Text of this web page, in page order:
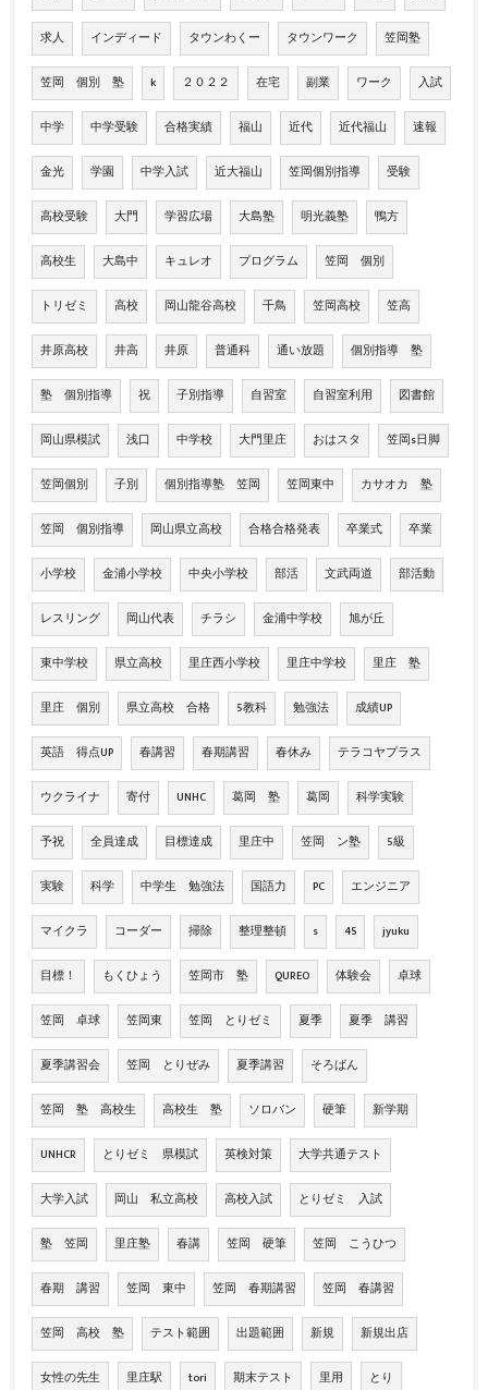
求人 インディード タウンわくー タウンワーク 笠岡塾
笠岡 個別 塾 k ２０２２ 在宅 副業 ワーク 入試
中学 中学受験 合格実績 福山 近代 近代福山 速報
金光 学園 中学入試 近大福山 笠岡個別指導 受験
高校受験 大門 学習広場 大島塾 明光義塾 鴨方
高校生 大島中 キュレオ プログラム 笠岡 個別
トリゼミ 高校 岡山龍谷高校 千鳥 笠岡高校 笠高
井原高校 井高 井原 普通科 通い放題 個別指導 塾
塾 個別指導 祝 子別指導 自習室 自習室利用 図書館
岡山県模試 浅口 中学校 大門里庄 おはスタ 笠岡s日脚
笠岡個別 子別 個別指導塾 笠岡 笠岡東中 カサオカ 塾
笠岡 個別指導 岡山県立高校 合格合格発表 卒業式 卒業
小学校 金浦小学校 中央小学校 部活 文武両道 部活動
レスリング 岡山代表 チラシ 金浦中学校 旭が丘
東中学校 県立高校 里庄西小学校 里庄中学校 里庄 塾
里庄 個別 県立高校 合格 5教科 勉強法 成績UP
英語 得点UP 春講習 春期講習 春休み テラコヤプラス
ウクライナ 寄付 UNHC 葛岡 塾 葛岡 科学実験
予祝 全員達成 目標達成 里庄中 笠岡 ン塾 5級
実験 科学 中学生 勉強法 国語力 PC エンジニア
マイクラ コーダー 掃除 整理整頓 s 4S jyuku
目標！ もくひょう 笠岡市 塾 QUREO 体験会 卓球
笠岡 卓球 笠岡東 笠岡 とりゼミ 夏季 夏季 講習
夏季講習会 笠岡 とりぜみ 夏季講習 そろばん
笠岡 塾 高校生 高校生 塾 ソロバン 硬筆 新学期
UNHCR とりゼミ 県模試 英検対策 大学共通テスト
大学入試 岡山 私立高校 高校入試 とりゼミ 入試
塾 笠岡 里庄塾 春講 笠岡 硬筆 笠岡 こうひつ
春期 講習 笠岡 東中 笠岡 春期講習 笠岡 春講習
笠岡 高校 塾 テスト範囲 出題範囲 新規 新規出店
女性の先生 里庄駅 tori 期末テスト 里用 とり